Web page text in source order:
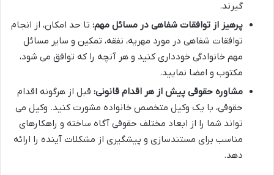
گیرند.
پرهیز از توافقات شفاهی در مسائل مهم: تا حد امکان، از انجام
توافقات شفاهی در مورد مهریه، نفقه، تمکین و سایر مسائل
مهم خانوادگی خودداری کنید و هر آنچه را که توافق می شود،
مکتوب و امضا نمایید.
مشاوره حقوقی پیش از هر اقدام قانونی: قبل از هرگونه اقدام
حقوقی، با یک وکیل متخصص خانواده مشورت کنید. وکیل می
تواند شما را از ابعاد مختلف حقوقی آگاه ساخته و راهکارهای
مناسب برای مستندسازی و پیشگیری از مشکلات آینده را ارائه
دهد.